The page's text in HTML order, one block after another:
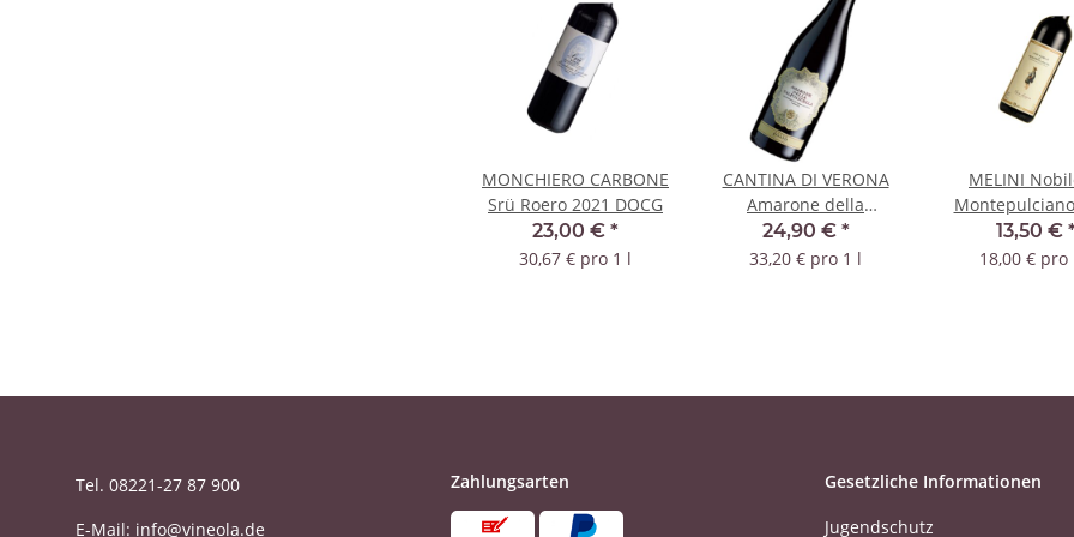
MONCHIERO CARBONE
Srü Roero 2021 DOCG
23,00 € *
30,67 € pro 1 l
CANTINA DI VERONA
Amarone della
Valpolicella Pagus
Bisano 2021 DOCG
24,90 € *
33,20 € pro 1 l
MELINI
DOCG
13,50 €
18,00 € pro
Tel. 08221-27 87 900
E-Mail: info@vineola.de
Zahlungsarten Gesetzliche Informationen
Jugendschutz